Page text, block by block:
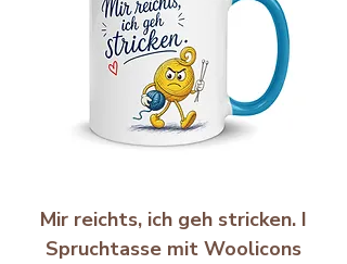
Mir reichts, ich geh stricken. I
Spruchtasse mit Woolicons